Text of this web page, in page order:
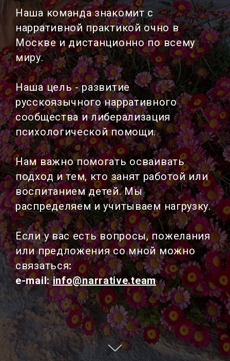
Наша команда знакомит с
нарративной практикой очно в
Москве и дистанционно по всему
миру.
Наша цель - развитие
русскоязычного нарративного
сообщества и либерализация
психологической помощи.
Нам важно помогать осваивать
подход и тем, кто занят работой или
воспитанием детей. Мы
распределяем и учитываем нагрузку.
Если у вас есть вопросы, пожелания
или предложения со мной можно
связаться:
e-mail:info@narrative.team